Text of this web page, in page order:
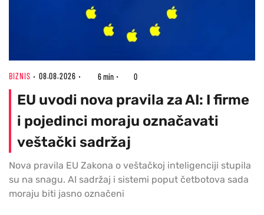
BIZNIS 08.08.2026 6 min 0
EU uvodi nova pravila za AI: I firme
i pojedinci moraju označavati
veštački sadržaj
Nova pravila EU Zakona o veštačkoj inteligenciji stupila
su na snagu. AI sadržaj i sistemi poput četbotova sada
moraju biti jasno označeni